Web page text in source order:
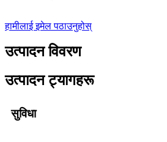
हामीलाई इमेल पठाउनुहोस्
उत्पादन विवरण
उत्पादन ट्यागहरू
सुविधा